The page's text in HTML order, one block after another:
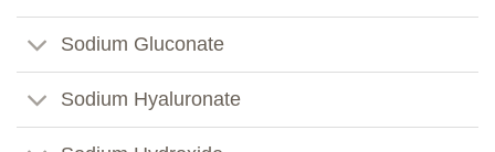
Sodium Gluconate
Sodium Hyaluronate